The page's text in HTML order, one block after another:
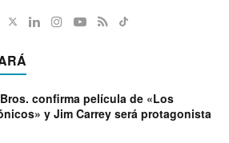
confirma película de «Los
y Jim Carrey será protagonista